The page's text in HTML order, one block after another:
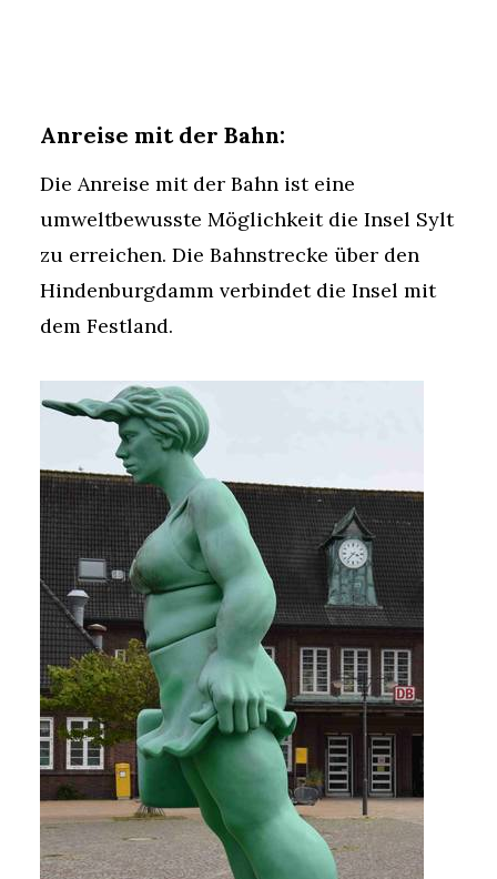
Anreise mit der Bahn:
Die Anreise mit der Bahn ist eine
umweltbewusste Möglichkeit die Insel Sylt
zu erreichen. Die Bahnstrecke über den
Hindenburgdamm verbindet die Insel mit
dem Festland.